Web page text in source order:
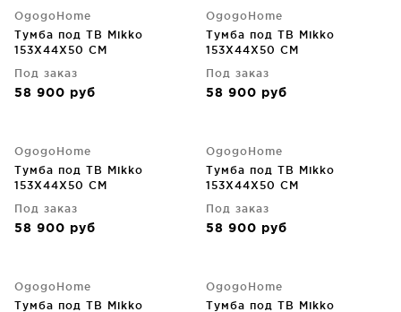
OgogoHome
Тумба под ТВ Mikko
153X44X50 CM
Под заказ
58 900 руб
OgogoHome
Тумба под ТВ Mikko
153X44X50 CM
Под заказ
58 900 руб
OgogoHome
Тумба под ТВ Mikko
153X44X50 CM
Под заказ
58 900 руб
OgogoHome
Тумба под ТВ Mikko
153X44X50 CM
Под заказ
58 900 руб
OgogoHome
Тумба под ТВ Mikko
OgogoHome
Тумба под ТВ Mikko